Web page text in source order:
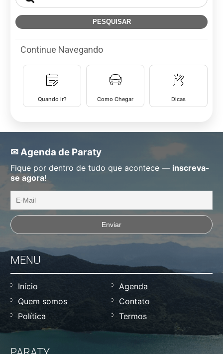
Continue Navegando
Quando ir? Como Chegar Dicas
✉ Agenda de Paraty
Fique por dentro de tudo que acontece — inscreva-
se agora!
MENU
Início
Agenda
Quem somos
Contato
Política
Termos